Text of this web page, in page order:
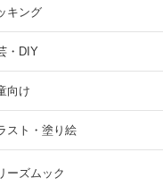
キング
・DIY
向け
スト・塗り絵
ーズムック